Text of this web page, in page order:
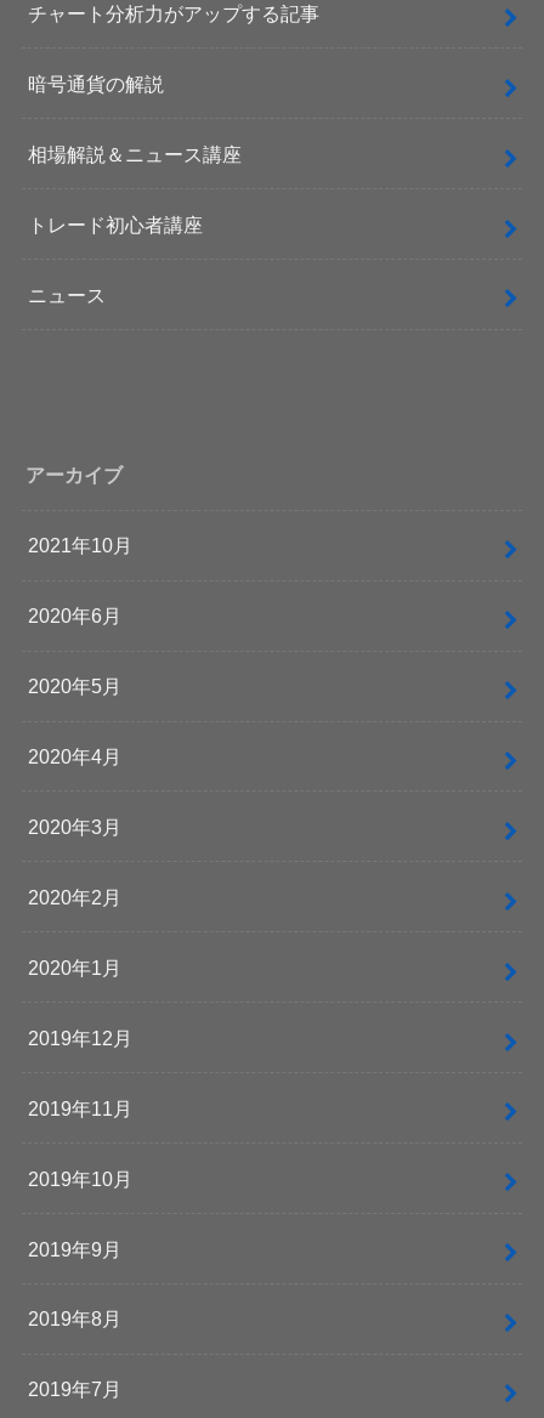
チャート分析力がアップする記事
暗号通貨の解説
相場解説＆ニュース講座
トレード初心者講座
ニュース
アーカイブ
2021年10月
2020年6月
2020年5月
2020年4月
2020年3月
2020年2月
2020年1月
2019年12月
2019年11月
2019年10月
2019年9月
2019年8月
2019年7月